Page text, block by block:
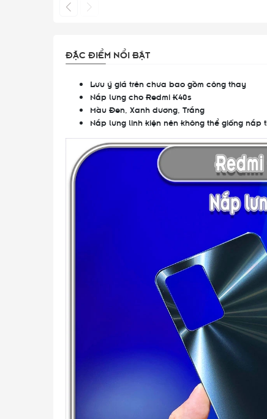
ĐẶC ĐIỂM NỔI BẬT
Lưu ý giá trên chưa bao gồm công thay
Nắp lưng cho Redmi K40s
Màu Đen, Xanh dương, Trắng
Nắp lưng linh kiện nên không thể giống nắp